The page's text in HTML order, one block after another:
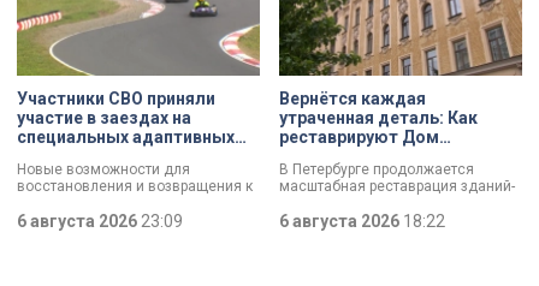
Участники СВО приняли
участие в заездах на
специальных адаптивных
Новые возможности для
восстановления и возвращения к
фонда «СВОй дом» в Петербурге
6 августа 202623:09
Вернётся каждая
утраченная деталь: Как
реставрируют Дом
Святого Николая на улице
Марата
В Петербурге продолжается
масштабная реставрация зданий-
губернаторской программы.
6 августа 2026 18:22